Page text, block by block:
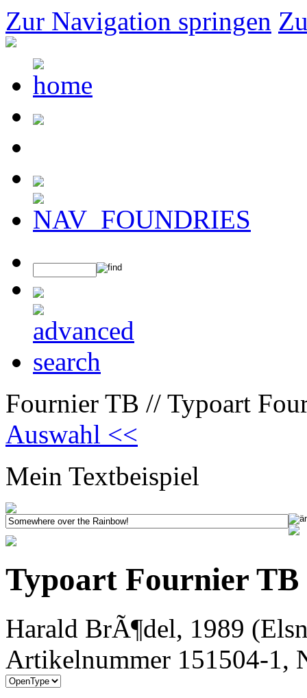
Zur Navigation springen
Fournier TB // Typoart
Auswahl <<
Mein Textbeispiel
Typoart Fournier TB
Harald BrÃ¶del, 1989
Artikelnummer 151504-1,